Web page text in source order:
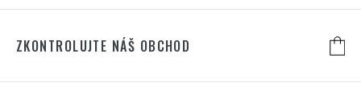
ZKONTROLUJTE NÁŠ OBCHOD